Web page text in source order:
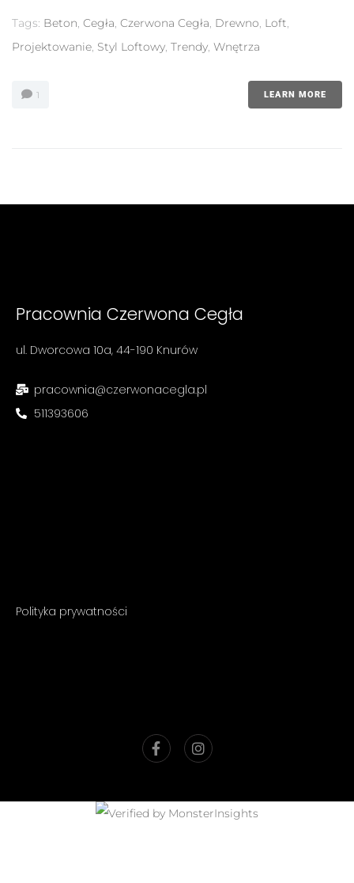
Tags: Beton, Cegła, Czerwona Cegła, Drewno, Loft,
Projektowanie, Styl Loftowy, Trendy, Wnętrza
1 LEARN MORE
Pracownia Czerwona Cegła
ul. Dworcowa 10a, 44-190 Knurów
pracownia@czerwonacegla.pl
511393606
Polityka prywatności
strony, zwiększasz
zobaczenie